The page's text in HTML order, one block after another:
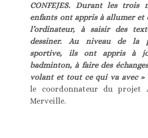
CONFEJES. Durant les trois
enfants ont appris à allumer et
l’ordinateur, à saisir des
dessiner. Au niveau de la
sportive, ils ont appris à
badminton, à faire des
volant et tout ce qui va avec »
le coordonnateur du projet
Merveille.